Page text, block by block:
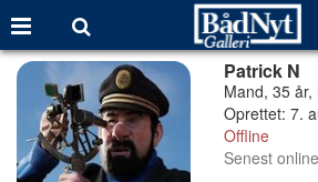
Patrick N
Mand, 35 år,
Oprettet: 7.
Offline
Senest